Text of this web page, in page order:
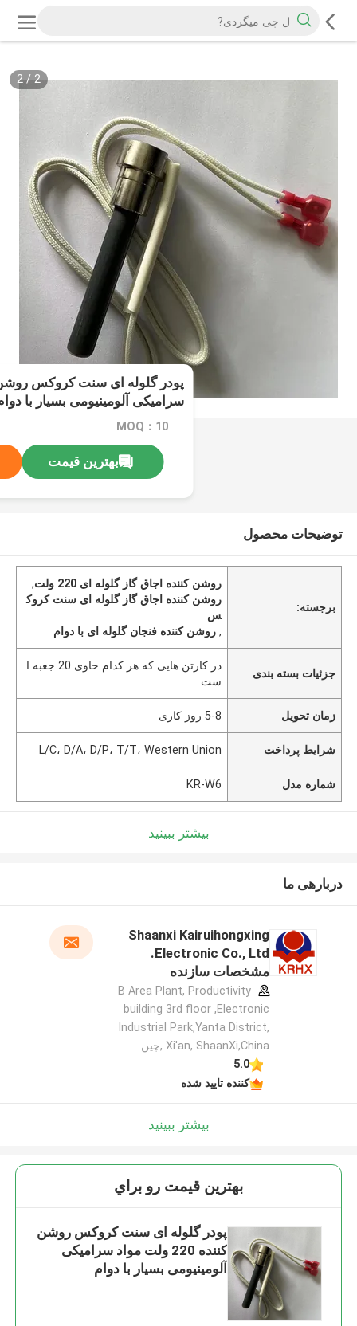
2
/
2
سرامیکی آلومینیومی بسیار با
MOQ：10
بهترین قیمت
توضیحات محصول
برجسته:
روشن کننده اجاق گاز گلوله ای 220 ولت
,
روشن کننده اجاق گاز گلوله ای سنت کروک
س
,روشن کننده فنجان گلوله ای با دوام
جزئیات بسته بندی
در کارتن هایی که هر کدام حاوی 20 جعبه ا
ست
زمان تحویل 5-8 روز کاری
شرایط پرداخت L/C، D/A، D/P، T/T، Western Union
شماره مدل KR-W6
بیشتر ببینید
دربارهی ما
Shaanxi Kairuihongxing
Electronic Co., Ltd.
مشخصات سازنده
B Area Plant, Productivity
building 3rd floor ,Electronic
Industrial Park,Yanta District,
Xi'an, ShaanXi,China ,چین
5.0
کننده تایید شده
بیشتر ببینید
بهترين قيمت رو براي
پودر گلوله ای سنت کروکس روشن
کننده 220 ولت مواد سرامیکی
آلومینیومی بسیار با دوام